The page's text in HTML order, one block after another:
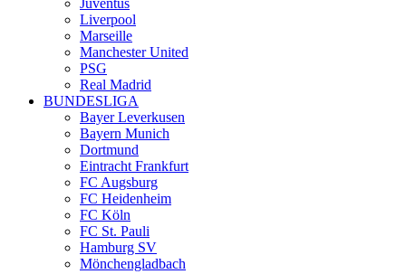
Juventus
Liverpool
Marseille
Manchester United
PSG
Real Madrid
BUNDESLIGA
Bayer Leverkusen
Bayern Munich
Dortmund
Eintracht Frankfurt
FC Augsburg
FC Heidenheim
FC Köln
FC St. Pauli
Hamburg SV
Mönchengladbach